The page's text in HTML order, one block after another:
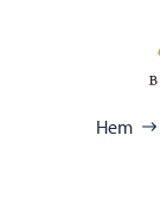
Bläddra:Hem